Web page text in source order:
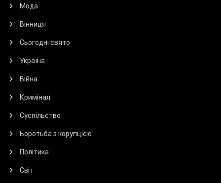
Мода
Вінниця
Сьогодні свято
Україна
Війна
Кримінал
Суспільство
Боротьба з корупцією
Політика
Світ